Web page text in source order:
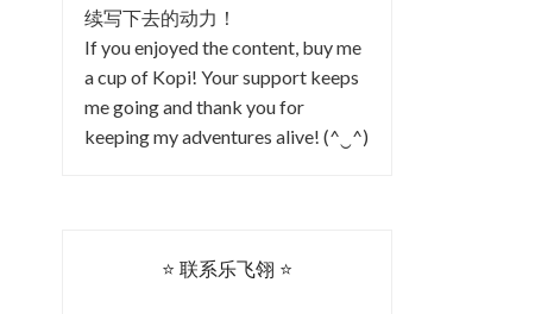
续写下去的动力！
If you enjoyed the content, buy me
a cup of Kopi! Your support keeps
me going and thank you for
keeping my adventures alive! (^‿^)
⭐ 联系乐飞翎 ⭐